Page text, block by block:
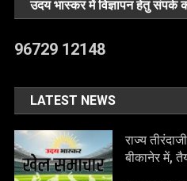
उदय भास्कर में विज्ञापन हेतु संपर्क
96729 12148
LATEST NEWS
राज्य
बीकानेर में,